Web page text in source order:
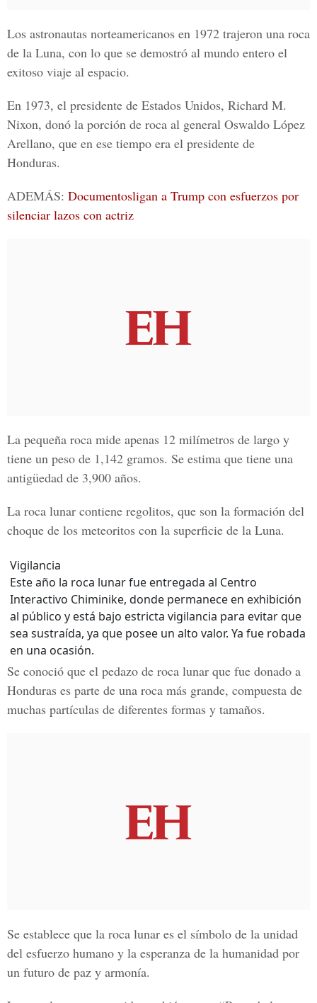
Los astronautas norteamericanos en 1972 trajeron una roca
de la Luna, con lo que se demostró al mundo entero el
exitoso viaje al espacio.
En 1973, el presidente de Estados Unidos, Richard M.
Nixon, donó la porción de roca al general Oswaldo López
Arellano, que en ese tiempo era el presidente de
Honduras.
ADEMÁS: Documentosligan a Trump con esfuerzos por
silenciar lazos con actriz
La pequeña roca mide apenas 12 milímetros de largo y
tiene un peso de 1,142 gramos. Se estima que tiene una
antigüedad de 3,900 años.
La roca lunar contiene regolitos, que son la formación del
choque de los meteoritos con la superficie de la Luna.
Vigilancia
Este año la roca lunar fue entregada al Centro
Interactivo Chiminike, donde permanece en exhibición
al público y está bajo estricta vigilancia para evitar que
sea sustraída, ya que posee un alto valor. Ya fue robada
en una ocasión.
Se conoció que el pedazo de roca lunar que fue donado a
Honduras es parte de una roca más grande, compuesta de
muchas partículas de diferentes formas y tamaños.
Se establece que la roca lunar es el símbolo de la unidad
del esfuerzo humano y la esperanza de la humanidad por
un futuro de paz y armonía.